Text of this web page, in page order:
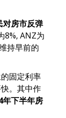
对房市反弹
8%, ANZ为
持早前的
固定利率
。其中作
年下半年房